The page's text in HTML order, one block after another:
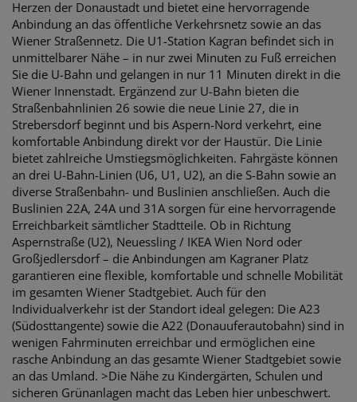
Herzen der Donaustadt und bietet eine hervorragende
Anbindung an das öffentliche Verkehrsnetz sowie an das
Wiener Straßennetz. Die U1-Station Kagran befindet sich in
unmittelbarer Nähe – in nur zwei Minuten zu Fuß erreichen
Sie die U-Bahn und gelangen in nur 11 Minuten direkt in die
Wiener Innenstadt. Ergänzend zur U-Bahn bieten die
Straßenbahnlinien 26 sowie die neue Linie 27, die in
Strebersdorf beginnt und bis Aspern-Nord verkehrt, eine
komfortable Anbindung direkt vor der Haustür. Die Linie
bietet zahlreiche Umstiegsmöglichkeiten. Fahrgäste können
an drei U-Bahn-Linien (U6, U1, U2), an die S-Bahn sowie an
diverse Straßenbahn- und Buslinien anschließen. Auch die
Buslinien 22A, 24A und 31A sorgen für eine hervorragende
Erreichbarkeit sämtlicher Stadtteile. Ob in Richtung
Aspernstraße (U2), Neuessling / IKEA Wien Nord oder
Großjedlersdorf – die Anbindungen am Kagraner Platz
garantieren eine flexible, komfortable und schnelle Mobilität
im gesamten Wiener Stadtgebiet. Auch für den
Individualverkehr ist der Standort ideal gelegen: Die A23
(Südosttangente) sowie die A22 (Donauuferautobahn) sind in
wenigen Fahrminuten erreichbar und ermöglichen eine
rasche Anbindung an das gesamte Wiener Stadtgebiet sowie
an das Umland. >Die Nähe zu Kindergärten, Schulen und
sicheren Grünanlagen macht das Leben hier unbeschwert.